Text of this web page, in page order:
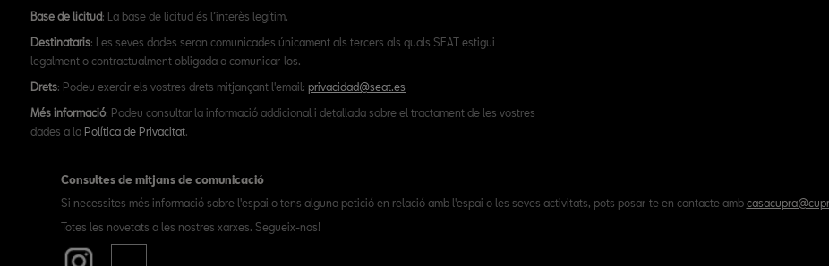
Base de licitud: La base de licitud és l’interès legítim.
Destinataris: Les seves dades seran comunicades únicament als tercers als quals SEAT estigui
legalment o contractualment obligada a comunicar-los.
Drets: Podeu exercir els vostres drets mitjançant l'email: privacidad@seat.es
Més informació: Podeu consultar la informació addicional i detallada sobre el tractament de les vostres
dades a la Política de Privacitat.
Consultes de mitjans de comunicació
Si necessites més informació sobre l'espai o tens alguna petició en relació amb l'espai o les seves activitats, pots posar-te en contacte amb
Totes les novetats a les nostres xarxes. Segueix-nos!